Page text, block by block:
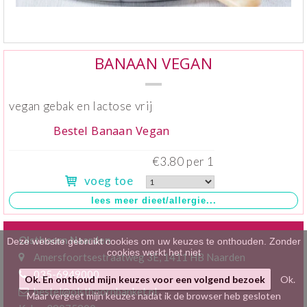
Hartig >
Bonbons / Chocolade
Dieet/allergie >
Gevuld Brood >
Werken bij >
BANAAN VEGAN
vegan gebak en lactose vrij
Bestel Banaan Vegan
€3.80 per 1
voeg toe
Olsthoorn Naarden
Amersfoortsestraatweg 3E, 1411 HB Naarden
035-6949000
bestel@olsthoornbanket.nl
Deze website gebruikt cookies om uw keuzes te onthouden. Zonder
cookies werkt het niet
Ok. En onthoud mijn keuzes voor een volgend bezoek
Ok.
Maar vergeet mijn keuzes nadat ik de browser heb gesloten